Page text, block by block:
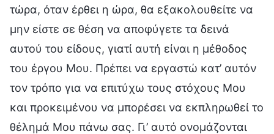
τώρα, όταν έρθει η ώρα, θα εξακολουθείτε να
μην είστε σε θέση να αποφύγετε τα δεινά
αυτού του είδους, γιατί αυτή είναι η μέθοδος
του έργου Μου. Πρέπει να εργαστώ κατ’ αυτόν
τον τρόπο για να επιτύχω τους στόχους Μου
και προκειμένου να μπορέσει να εκπληρωθεί το
θέλημά Μου πάνω σας. Γι’ αυτό ονομάζονται